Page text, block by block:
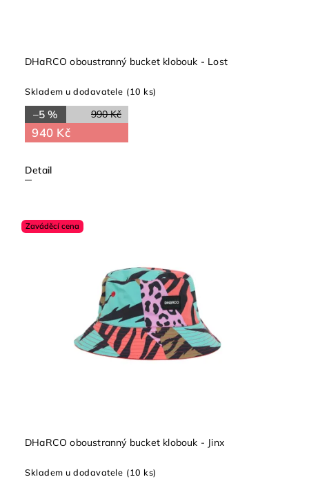
DHaRCO oboustranný bucket klobouk - Lost
Skladem u dodavatele (10 ks)
990 Kč
–5 %
940 Kč
Detail
Zaváděcí cena
DHaRCO oboustranný bucket klobouk - Jinx
Skladem u dodavatele (10 ks)